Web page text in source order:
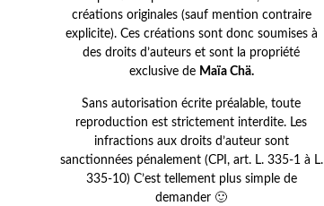
créations originales (sauf mention contraire
explicite). Ces créations sont donc soumises à
des droits d’auteurs et sont la propriété
exclusive de Maïa Chä.
Sans autorisation écrite préalable, toute
reproduction est strictement interdite. Les
infractions aux droits d’auteur sont
sanctionnées pénalement (CPI, art. L. 335-1 à L.
335-10) C’est tellement plus simple de
demander 🙂